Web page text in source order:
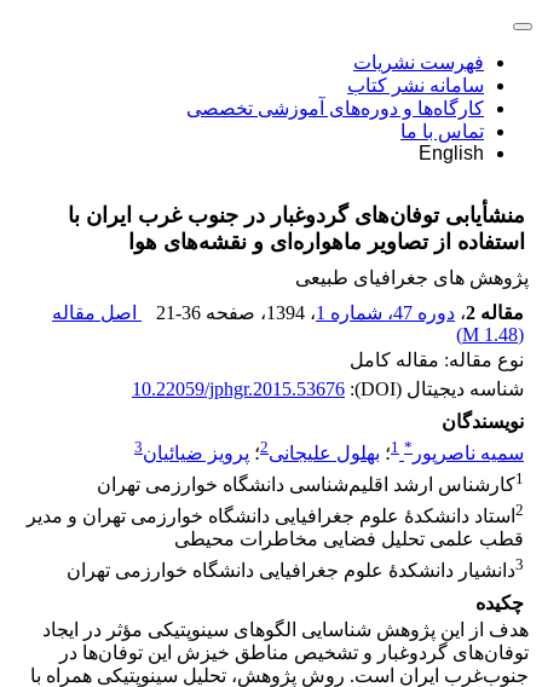
فهرست نشریات
سامانه نشر کتاب
کارگاه‌ها و دوره‌های آموزشی تخصصی
تماس با ما
English
منشأیابی توفان‌های گردوغبار در جنوب غرب ایران با
استفاده از تصاویر ماهواره‌ای و نقشه‌های هوا
پژوهش های جغرافیای طبیعی
مقاله 2
، دوره 47، شماره 1 ، 1394 ، صفحه 21-36
اصل مقاله
(
1.48 M
)
نوع مقاله: مقاله کامل
شناسه دیجیتال (DOI):
10.22059/jphgr.2015.53676
نویسندگان
سمیه ناصرپور *
1؛ بهلول علیجانی2؛ پرویز ضیائیان3
1کارشناس ارشد اقلیم‌شناسی دانشگاه خوارزمی تهران
2 استاد دانشکدۀ علوم جغرافیایی دانشگاه خوارزمی تهران و مدیر
قطب علمی تحلیل فضایی مخاطرات محیطی
3دانشیار دانشکدۀ علوم جغرافیایی دانشگاه خوارزمی تهران
چکیده
هدف از این پژوهش شناسایی الگوهای سینوپتیکی مؤثر در ایجاد
توفان‌های گردوغبار و تشخیص مناطق خیزش این توفان‌ها در
جنوب‌غرب ایران است. روش پژوهش، تحلیل سینوپتیکی همراه با